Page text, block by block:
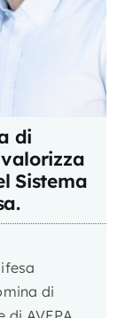
di
valorizza
Sistema
di